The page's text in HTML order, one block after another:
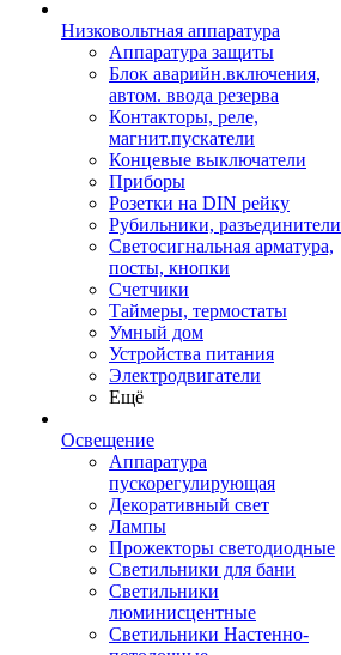
Низковольтная аппаратура
Аппаратура защиты
Блок аварийн.включения,
автом. ввода резерва
Контакторы, реле,
магнит.пускатели
Концевые выключатели
Приборы
Розетки на DIN рейку
Рубильники, разъединители
Светосигнальная арматура,
посты, кнопки
Счетчики
Таймеры, термостаты
Умный дом
Устройства питания
Электродвигатели
Ещё
Освещение
Аппаратура
пускорегулирующая
Декоративный свет
Лампы
Прожекторы светодиодные
Светильники для бани
Светильники
люминисцентные
Светильники Настенно-